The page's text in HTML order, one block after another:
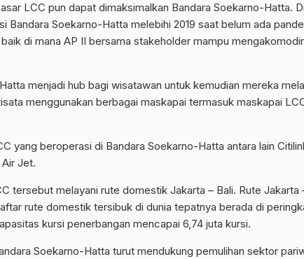
LCC pun dapat dimaksimalkan Bandara Soekarno-Hatta.
Bandara Soekarno-Hatta melebihi 2019 saat belum ada
di mana AP II bersama stakeholder mampu
menjadi hub bagi wisatawan untuk kemudian mereka
menggunakan berbagai maskapai termasuk maskapai
yang beroperasi di Bandara Soekarno-Hatta antara lain
Jet.
tersebut melayani rute domestik Jakarta – Bali. Rute Jakarta
rute domestik tersibuk di dunia tepatnya berada di
kursi penerbangan mencapai 6,74 juta kursi.
Soekarno-Hatta turut mendukung pemulihan sektor